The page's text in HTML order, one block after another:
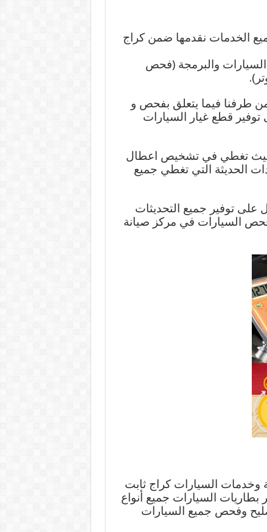
الخدمات نقدمها ضمن كراج
والبرمجة (فحص
طرفنا فيما يتعلق بفحص و
توفير قطع غيار السيارات
تغطي في تشخيص اعطال
الحديثة التي تغطي جميع
على توفير جميع التحديثات
السيارات في مركز صيانة
وخدمات السيارات كراج ثابت
بطاريات السيارات جميع أنواع
وفحص جميع السيارات